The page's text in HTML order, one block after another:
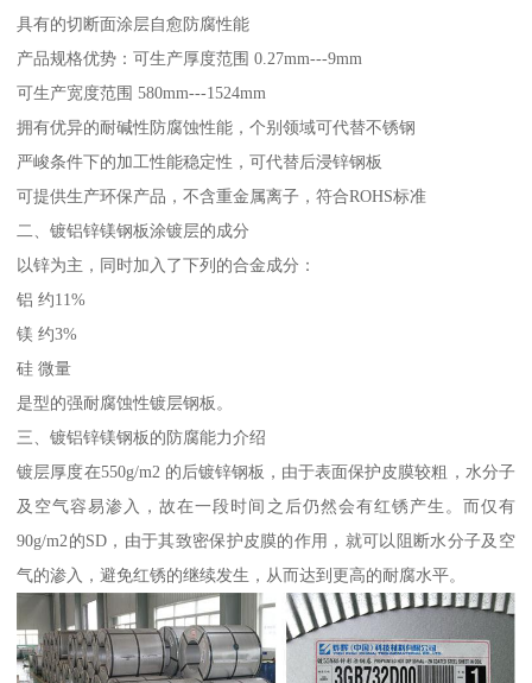
具有的切断面涂层自愈防腐性能
产品规格优势：可生产厚度范围 0.27mm---9mm
可生产宽度范围 580mm---1524mm
拥有优异的耐碱性防腐蚀性能，个别领域可代替不锈钢
严峻条件下的加工性能稳定性，可代替后浸锌钢板
可提供生产环保产品，不含重金属离子，符合ROHS标准
二、镀铝锌镁钢板涂镀层的成分
以锌为主，同时加入了下列的合金成分：
铝 约11%
镁 约3%
硅 微量
是型的强耐腐蚀性镀层钢板。
三、镀铝锌镁钢板的防腐能力介绍
镀层厚度在550g/m2 的后镀锌钢板，由于表面保护皮膜较粗，水分子
及空气容易渗入，故在一段时间之后仍然会有红锈产生。而仅有
90g/m2的SD，由于其致密保护皮膜的作用，就可以阻断水分子及空
气的渗入，避免红锈的继续发生，从而达到更高的耐腐水平。